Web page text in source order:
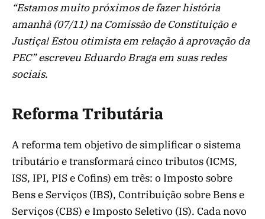
“Estamos muito próximos de fazer história
amanhã (07/11) na Comissão de Constituição e
Justiça! Estou otimista em relação à aprovação da
PEC” escreveu Eduardo Braga em suas redes
sociais.
Reforma Tributária
A reforma tem objetivo de simplificar o sistema
tributário e transformará cinco tributos (ICMS,
ISS, IPI, PIS e Cofins) em três: o Imposto sobre
Bens e Serviços (IBS), Contribuição sobre Bens e
Serviços (CBS) e Imposto Seletivo (IS). Cada novo